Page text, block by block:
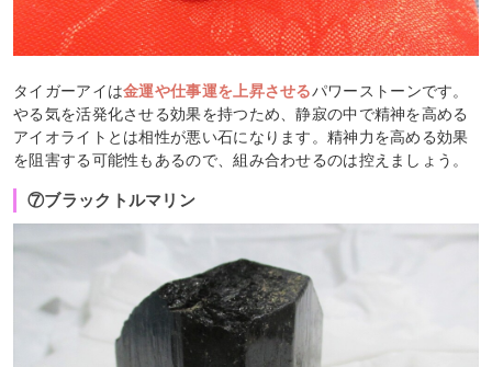
タイガーアイは金運や仕事運を上昇させるパワーストーンです。
やる気を活発化させる効果を持つため、静寂の中で精神を高める
アイオライトとは相性が悪い石になります。精神力を高める効果
を阻害する可能性もあるので、組み合わせるのは控えましょう。
⑦ブラックトルマリン